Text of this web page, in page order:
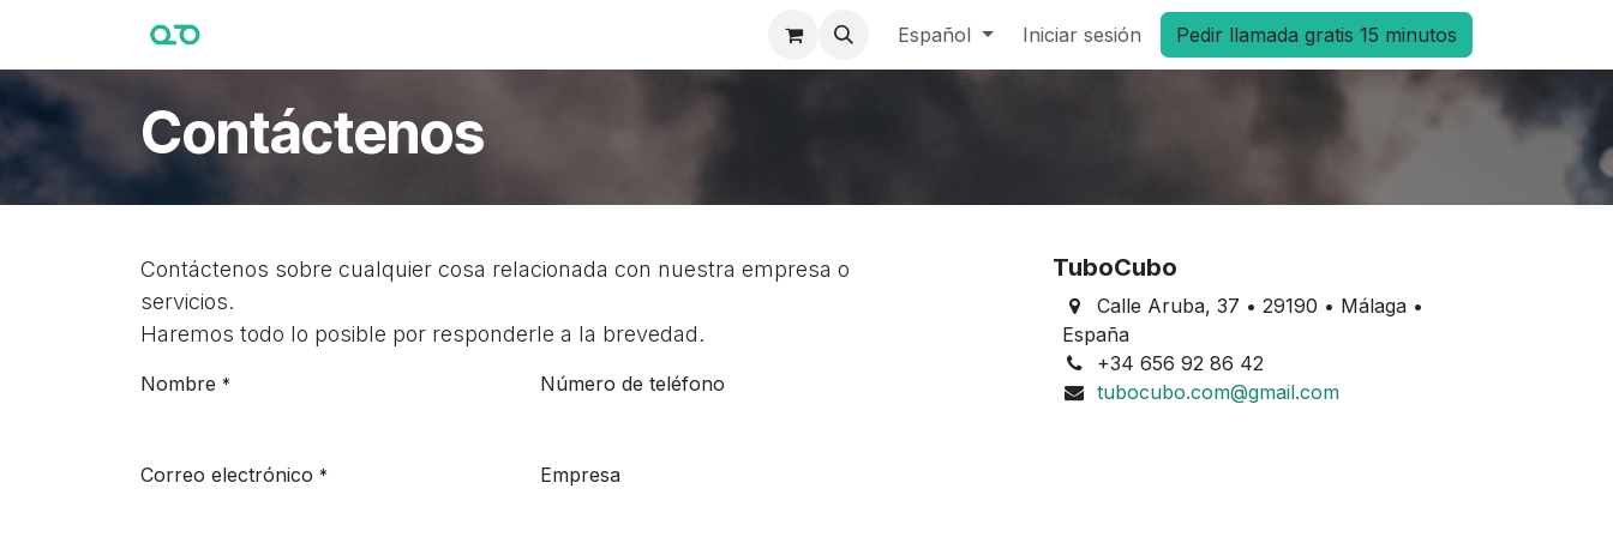
Cita Contáctenos Mayorista Fruta
Español Iniciar sesión Pedir llamada gratis 15 minutos
Contáctenos
Contáctenos sobre cualquier cosa relacionada con nuestra empresa o
servicios.
Haremos todo lo posible por responderle a la brevedad.
Nombre * Número de teléfono
Correo electrónico * Empresa
TuboCubo
Calle Aruba, 37 • 29190 • Málaga •
España ​
+34 656 92 86 42
tubocubo.com@gmail.com